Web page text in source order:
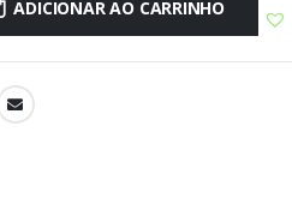
ADICIONAR AO CARRINHO